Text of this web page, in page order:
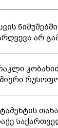
არ